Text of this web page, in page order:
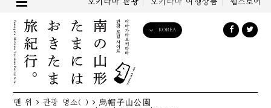
오키타마 관광 오키타마 여행상품 웹스토어
KOREA
맨 위 관광 명소( ) 烏帽子山公園